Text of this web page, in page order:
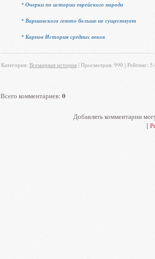
* Очерки по истории еврейского народа
* Варшавского гетто больше не существует
* Карпов История средних веков
Категория: Всемирная история | Просмотров: 990 | Рейтинг:
Всего комментариев: 0
Добавлять комментарии
[